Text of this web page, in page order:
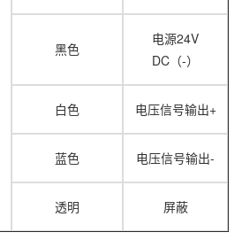
黑色
电源24V
DC（-）
白色 电压信号输出+
蓝色 电压信号输出-
透明 屏蔽